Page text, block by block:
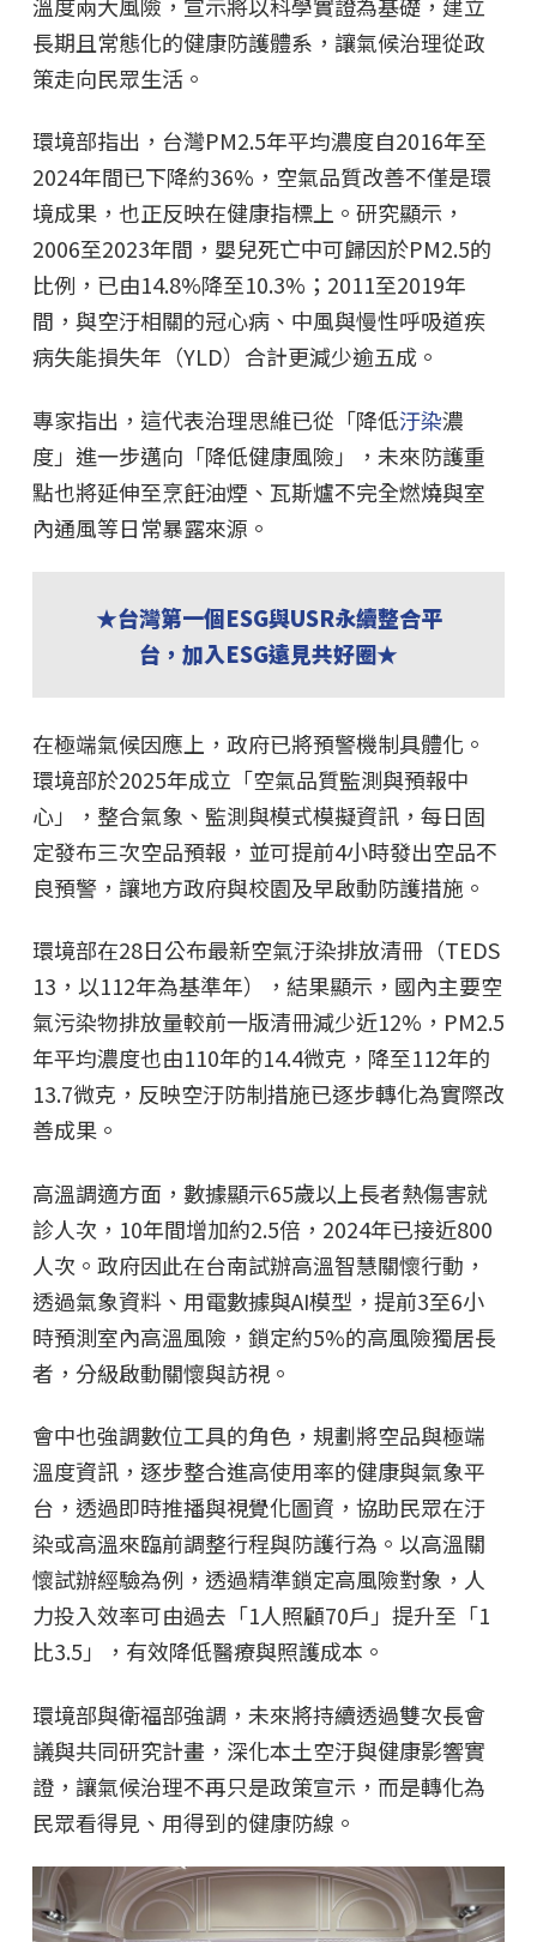
長期且常態化的健康防護體系，讓氣候治理從政
策走向民眾生活。
環境部指出，台灣PM2.5年平均濃度自2016年至
2024年間已下降約36%，空氣品質改善不僅是環
境成果，也正反映在健康指標上。研究顯示，
2006至2023年間，嬰兒死亡中可歸因於PM2.5的
比例，已由14.8%降至10.3%；2011至2019年
間，與空汙相關的冠心病、中風與慢性呼吸道疾
病失能損失年（YLD）合計更減少逾五成。
專家指出，這代表治理思維已從「降低汙染濃
度」進一步邁向「降低健康風險」，未來防護重
點也將延伸至烹飪油煙、瓦斯爐不完全燃燒與室
內通風等日常暴露來源。
★台灣第一個ESG與USR永續整合平
台，加入ESG遠見共好圈★
在極端氣候因應上，政府已將預警機制具體化。
環境部於2025年成立「空氣品質監測與預報中
心」，整合氣象、監測與模式模擬資訊，每日固
定發布三次空品預報，並可提前4小時發出空品不
良預警，讓地方政府與校園及早啟動防護措施。
環境部在28日公布最新空氣汙染排放清冊（TEDS
13，以112年為基準年），結果顯示，國內主要空
氣污染物排放量較前一版清冊減少近12%，PM2.5
年平均濃度也由110年的14.4微克，降至112年的
13.7微克，反映空汙防制措施已逐步轉化為實際改
善成果。
高溫調適方面，數據顯示65歲以上長者熱傷害就
診人次，10年間增加約2.5倍，2024年已接近800
人次。政府因此在台南試辦高溫智慧關懷行動，
透過氣象資料、用電數據與AI模型，提前3至6小
時預測室內高溫風險，鎖定約5%的高風險獨居長
者，分級啟動關懷與訪視。
會中也強調數位工具的角色，規劃將空品與極端
溫度資訊，逐步整合進高使用率的健康與氣象平
台，透過即時推播與視覺化圖資，協助民眾在汙
染或高溫來臨前調整行程與防護行為。以高溫關
懷試辦經驗為例，透過精準鎖定高風險對象，人
力投入效率可由過去「1人照顧70戶」提升至「1
比3.5」，有效降低醫療與照護成本。
環境部與衛福部強調，未來將持續透過雙次長會
議與共同研究計畫，深化本土空汙與健康影響實
證，讓氣候治理不再只是政策宣示，而是轉化為
民眾看得見、用得到的健康防線。